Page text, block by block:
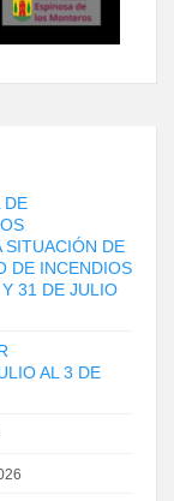
DE
SITUACIÓN DE
DE INCENDIOS
31 DE JULIO
AL 3 DE